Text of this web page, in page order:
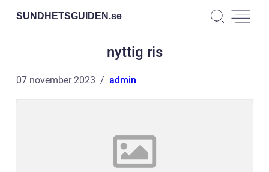
SUNDHETSGUIDEN.se
nyttig ris
07 november 2023 admin